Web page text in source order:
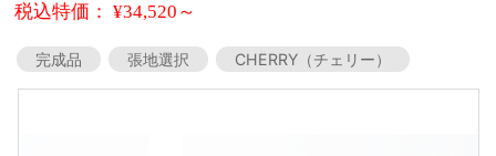
税込特価： ¥34,520～
完成品 張地選択 CHERRY（チェリー）